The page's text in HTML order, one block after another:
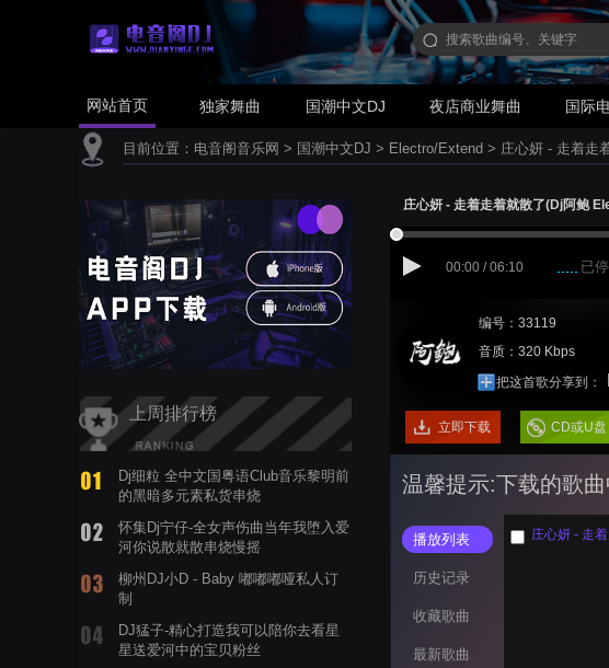
网站首页 独家舞曲 国潮中文DJ 夜店商业舞曲 国际
目前位置： 电音阁音乐网 > 国潮中文DJ > Electro/Extend > 庄心妍 - 走着走
上周排行榜
Dj细粒 全中文国粤语Club音乐黎明前
的黑暗多元素私货串烧
怀集Dj宁仔-全女声伤曲当年我堕入爱
河你说散就散串烧慢摇
柳州DJ小D - Baby 嘟嘟嘟哑私人订
制
DJ猛子-精心打造我可以陪你去看星
星送爱河中的宝贝粉丝
庄心妍 - 走着走着就散了(Dj阿鲍
00:00 / 06:10 已
编号：33119
音质：320 Kbps
把这首歌分享到：
立即下载 CD或U盘
温馨提示:下载的歌
播放列表
历史记录
收藏歌曲
最新歌曲
庄心妍 - 走